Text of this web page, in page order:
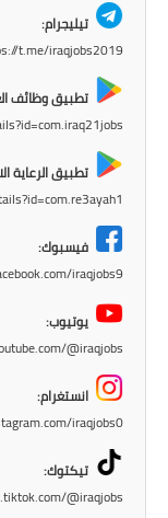
تيليجرام:
t.me/iraqjobs2019
تطبيق وظائف
تطبيق الرعاية
فيسبوك:
iraqjobs9
يوتيوب:
@iraqjobs
انستغرام:
iraqjobs0/
تيكتوك:
@iraqjobs